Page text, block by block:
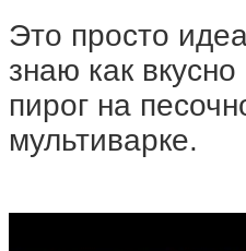
Это просто
знаю как вкусно
пирог на
мультиварке.